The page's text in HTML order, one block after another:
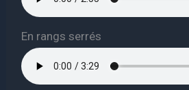
En rangs serrés